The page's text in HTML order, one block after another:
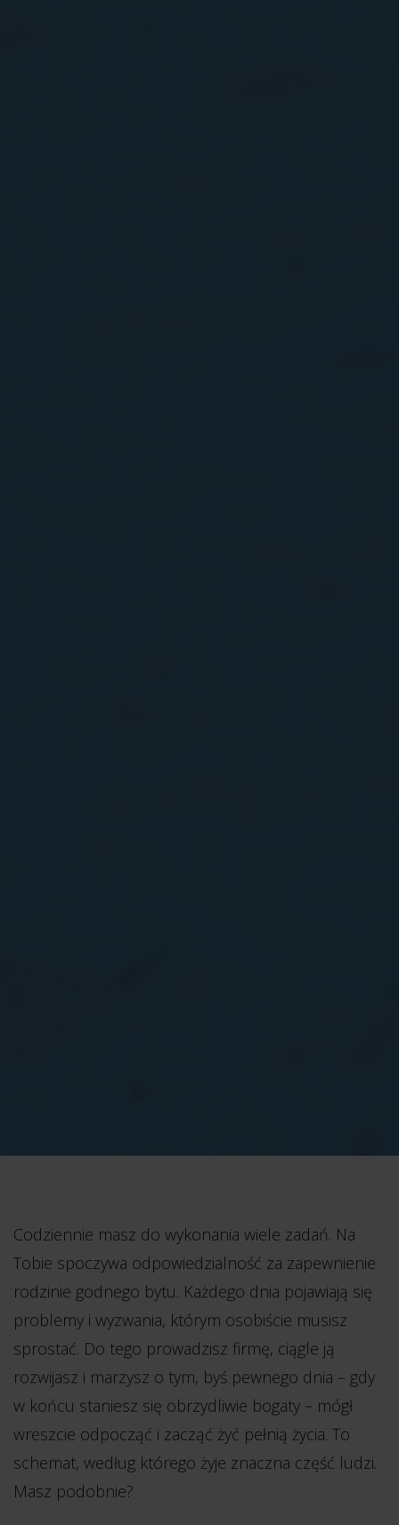
Codziennie masz do wykonania wiele zadań. Na
Tobie spoczywa odpowiedzialność za zapewnienie
rodzinie godnego bytu. Każdego dnia pojawiają się
problemy i wyzwania, którym osobiście musisz
sprostać. Do tego prowadzisz firmę, ciągle ją
rozwijasz i marzysz o tym, byś pewnego dnia – gdy
w końcu staniesz się obrzydliwie bogaty – mógł
wreszcie odpocząć i zacząć żyć pełnią życia. To
schemat, według którego żyje znaczna część ludzi.
Masz podobnie?